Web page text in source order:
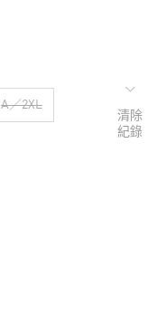
A／2XL
清除
紀錄